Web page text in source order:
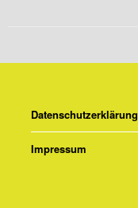
Datenschutzerklärung
Impressum